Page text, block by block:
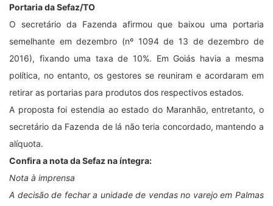
Portaria da Sefaz/TO
O secretário da Fazenda afirmou que baixou uma portaria
semelhante em dezembro (nº 1094 de 13 de dezembro de
2016), fixando uma taxa de 10%. Em Goiás havia a mesma
política, no entanto, os gestores se reuniram e acordaram em
retirar as portarias para produtos dos respectivos estados.
A proposta foi estendia ao estado do Maranhão, entretanto, o
secretário da Fazenda de lá não teria concordado, mantendo a
alíquota.
Confira a nota da Sefaz na íntegra:
Nota à imprensa
A decisão de fechar a unidade de vendas no varejo em Palmas